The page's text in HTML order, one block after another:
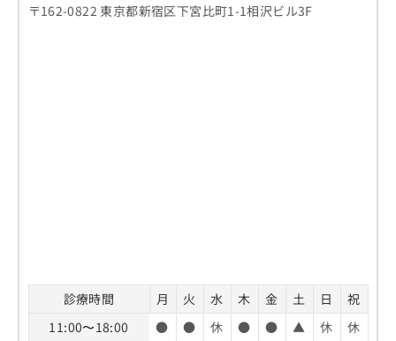
〒162-0822 東京都新宿区下宮比町1-1相沢ビル3F
診療時間 月 火 水 木 金 土 日
祝
11:00〜18:00
● ● 休 ● ● ▲ 休
休